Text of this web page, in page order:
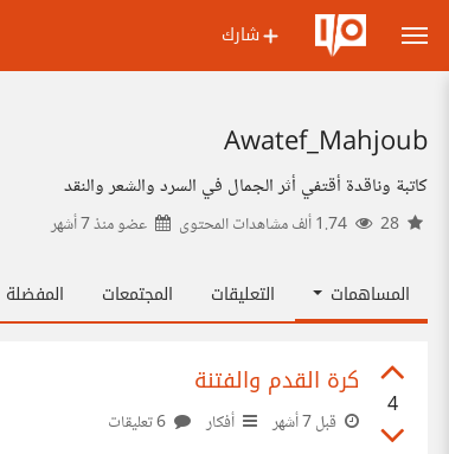
شارك
Awatef_Mahjoub
كاتبة وناقدة أقتفي أثر الجمال في السرد والشعر والنقد
عضو منذ7 أشهر
المساهمات التعليقات المجتمعات المفضلة
4
كرة القدم والفتنة
قبل 7 أشهر أفكار